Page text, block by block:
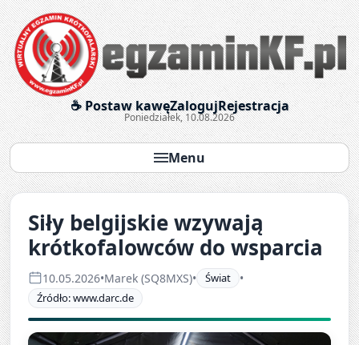
Egzaminy krótkofalarskie
☕ Postaw kawęZalogujRejestracja
Poniedziałek, 10.08.2026
Menu
Siły belgijskie wzywają
krótkofalowców do wsparcia
10.05.2026•Marek (SQ8MXS)• Świat •
Źródło: www.darc.de